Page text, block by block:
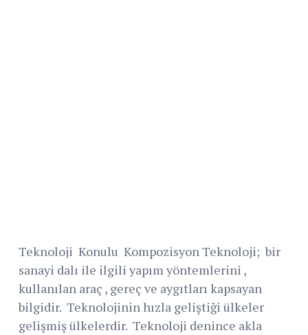
Teknoloji Konulu Kompozisyon Teknoloji; bir
sanayi dalı ile ilgili yapım yöntemlerini ,
kullanılan araç , gereç ve aygıtları kapsayan
bilgidir. Teknolojinin hızla geliştiği ülkeler
gelişmiş ülkelerdir. Teknoloji denince akla